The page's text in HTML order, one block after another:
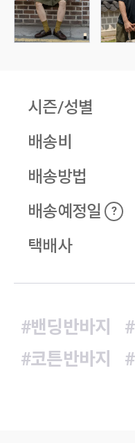
시즌/성별
배송비
배송방법
배송예정일
?
택배사
#밴딩반바지
#코튼반바지